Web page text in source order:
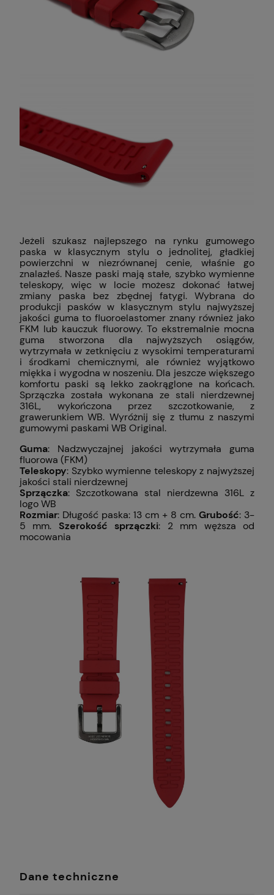
Jeżeli szukasz najlepszego na rynku gumowego
paska w klasycznym stylu o jednolitej, gładkiej
powierzchni w niezrównanej cenie, właśnie go
znalazłeś. Nasze paski mają stałe, szybko wymienne
teleskopy, więc w locie możesz dokonać łatwej
zmiany paska bez zbędnej fatygi. Wybrana do
produkcji pasków w klasycznym stylu najwyższej
jakości guma to fluoroelastomer znany również jako
FKM lub kauczuk fluorowy. To ekstremalnie mocna
guma stworzona dla najwyższych osiągów,
wytrzymała w zetknięciu z wysokimi temperaturami
i środkami chemicznymi, ale również wyjątkowo
miękka i wygodna w noszeniu. Dla jeszcze większego
komfortu paski są lekko zaokrąglone na końcach.
Sprzączka została wykonana ze stali nierdzewnej
316L, wykończona przez szczotkowanie, z
grawerunkiem WB. Wyróżnij się z tłumu z naszymi
gumowymi paskami WB Original.
Guma: Nadzwyczajnej jakości wytrzymała guma
fluorowa (FKM)
Teleskopy: Szybko wymienne teleskopy z najwyższej
jakości stali nierdzewnej
Sprzączka: Szczotkowana stal nierdzewna 316L z
logo WB
Rozmiar: Długość paska: 13 cm + 8 cm. Grubość: 3-
5 mm. Szerokość sprzączki: 2 mm węższa od
mocowania
Dane techniczne